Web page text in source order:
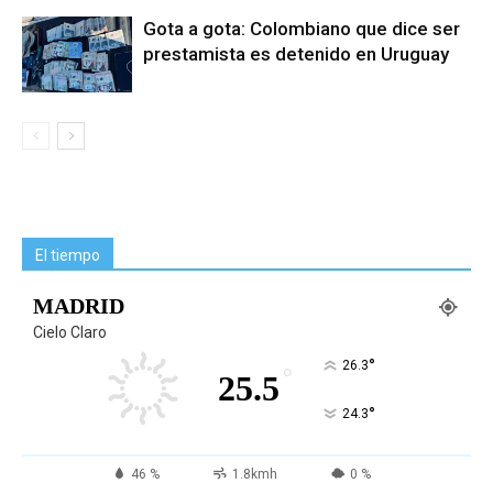
Gota a gota: Colombiano que dice ser
prestamista es detenido en Uruguay
El tiempo
MADRID
Cielo Claro
25.5 ° 26.3°
24.3°
46 % 1.8kmh 0 %